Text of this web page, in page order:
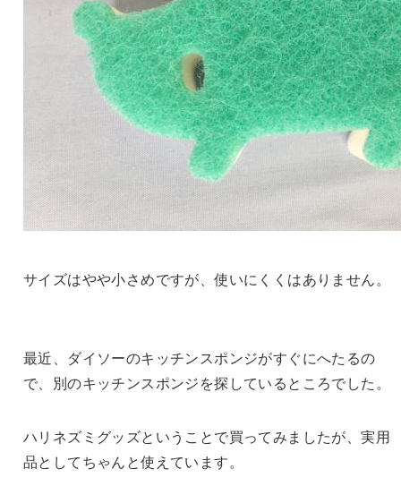
サイズはやや小さめですが、使いにくくはありません。
最近、ダイソーのキッチンスポンジがすぐにへたるの
で、別のキッチンスポンジを探しているところでした。
ハリネズミグッズということで買ってみましたが、実用
品としてちゃんと使えています。